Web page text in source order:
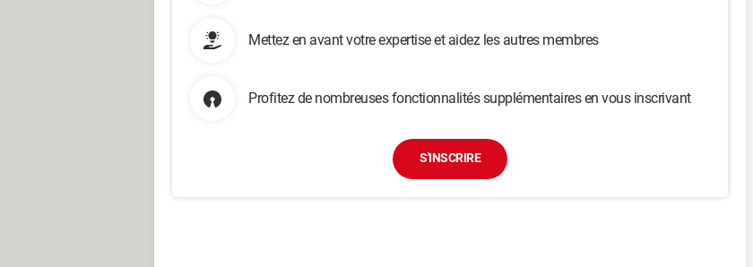
Mettez en avant votre expertise et aidez les autres membres
Profitez de nombreuses fonctionnalités supplémentaires en vous inscrivant
S'INSCRIRE